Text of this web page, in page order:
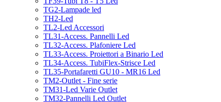
TG2-Lampade led
TH2-Led
TL2-Led Accessori
TL31-Access. Pannelli Led
TL32-Access. Plafoniere Led
TL33-Access. Proiettori a Binario Led
TL34-Access. TubiFlex-Strisce Led
TL35-Portafaretti GU10 - MR16 Led
TM2-Outlet - Fine serie
TM31-Led Varie Outlet
TM32-Pannelli Led Outlet